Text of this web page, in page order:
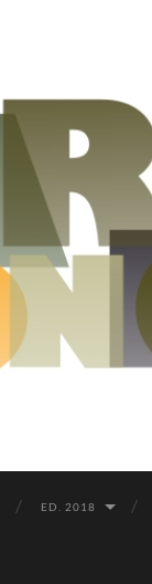
ED. 2018